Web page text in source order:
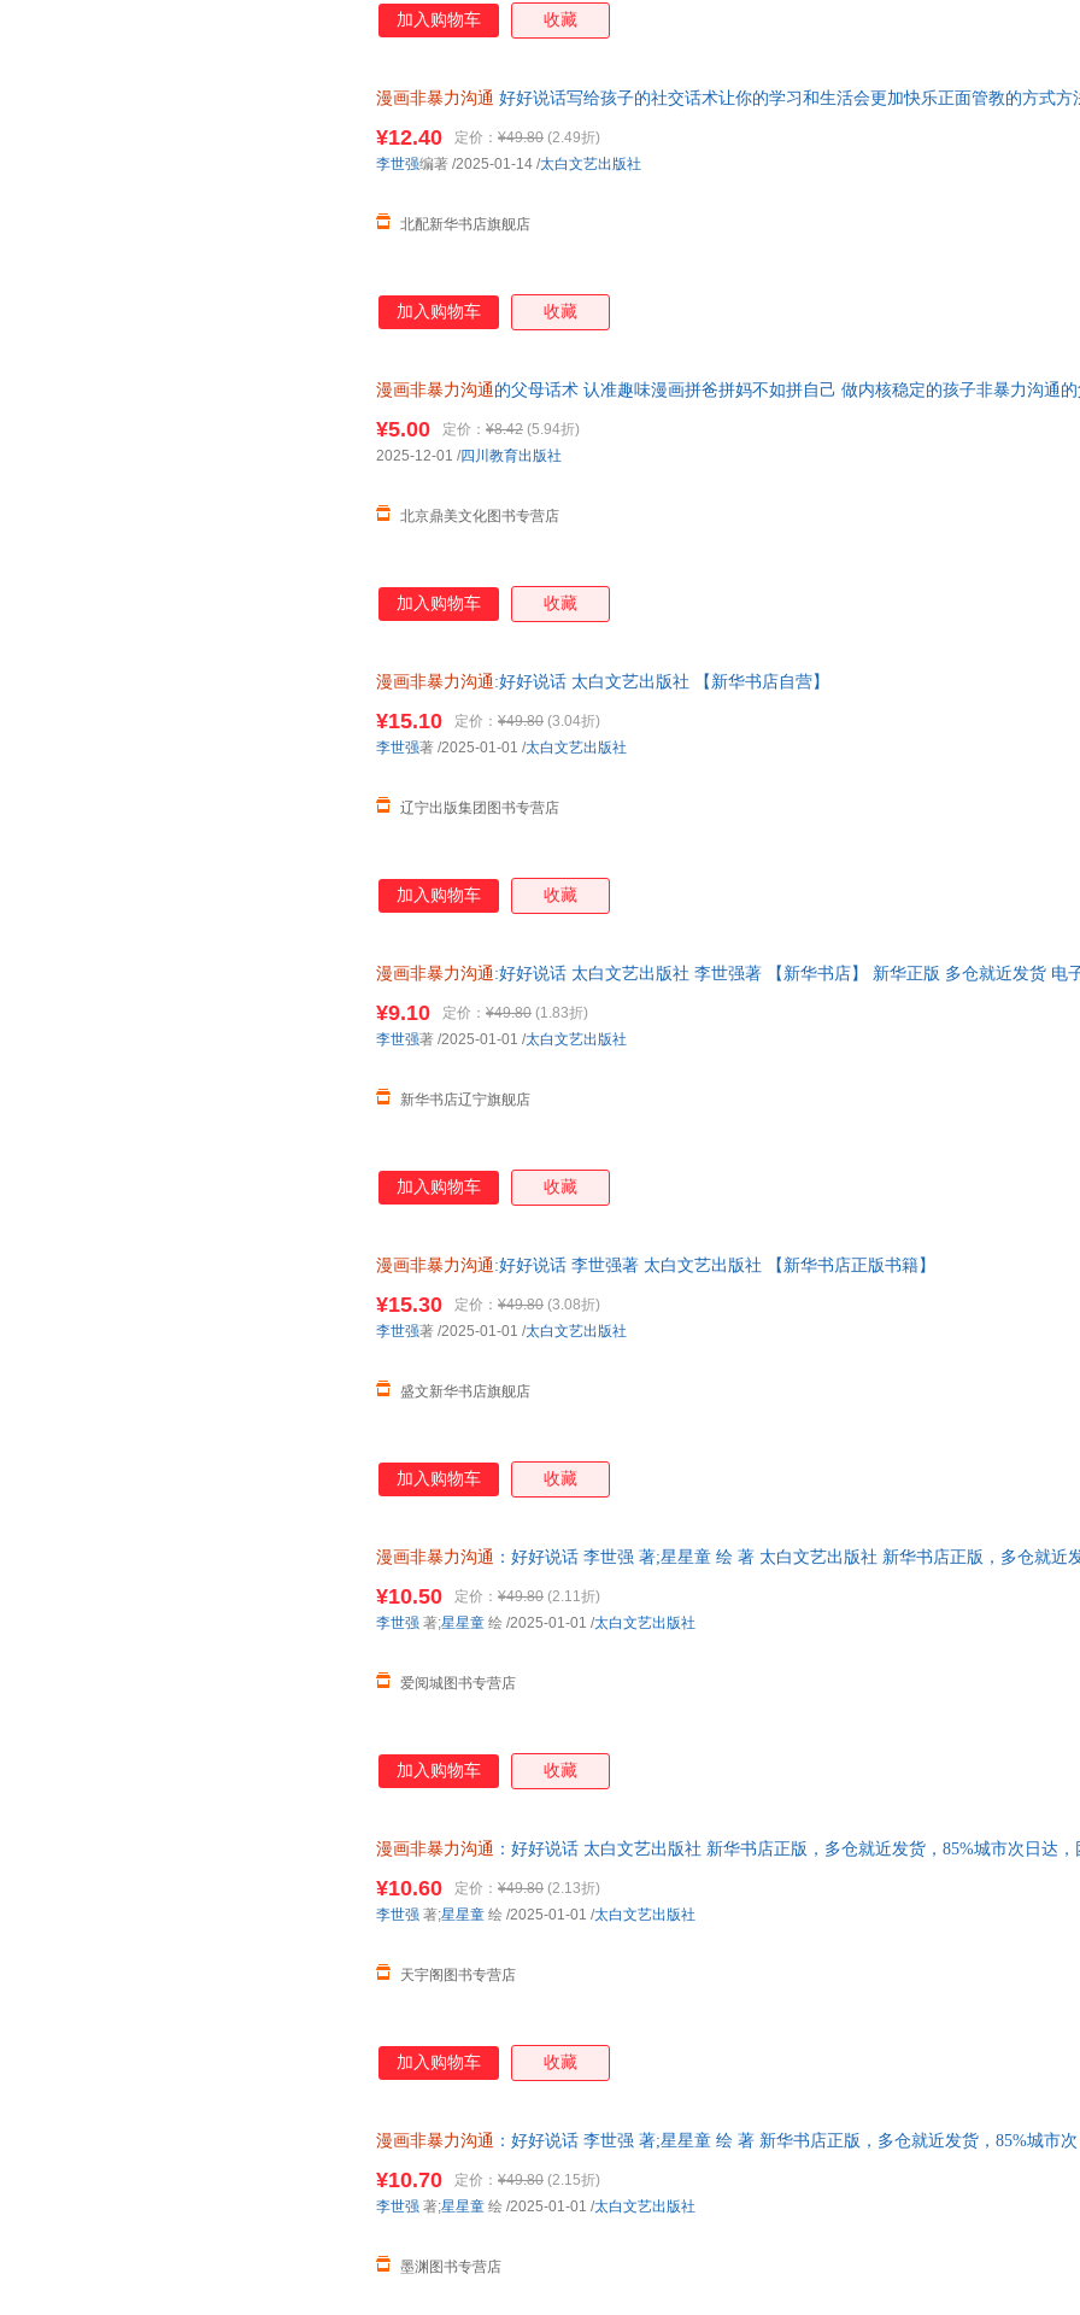
加入购物车 收藏
漫画非暴力沟通 好好说话写给孩子的社交话术让你的学习和生活会更加快乐正面管教的方式方
¥12.40 定价： ¥49.80 (2.49折)
北配新华书店旗舰店
李世强编著 /2025-01-14 /太白文艺出版社
加入购物车 收藏
漫画非暴力沟通 的父母话术 认准趣味漫画拼爸拼妈不如拼自己 做内核稳定的孩子非暴力沟通
¥5.00 定价： ¥8.42 (5.94折)
北京鼎美文化图书专营店
2025-12-01 /四川教育出版社
加入购物车 收藏
漫画非暴力沟通 :好好说话 太白文艺出版社 【新华书店自营】
¥15.10 定价： ¥49.80 (3.04折)
辽宁出版集团图书专营店
李世强著 /2025-01-01 /太白文艺出版社
加入购物车 收藏
漫画非暴力沟通 :好好说话 太白文艺出版社 李世强著 【新华书店】 新华正版 多仓就近发货 电
¥9.10 定价： ¥49.80 (1.83折)
新华书店辽宁旗舰店
李世强著 /2025-01-01 /太白文艺出版社
加入购物车 收藏
漫画非暴力沟通 :好好说话 李世强著 太白文艺出版社 【新华书店正版书籍】
¥15.30 定价： ¥49.80 (3.08折)
盛文新华书店旗舰店
李世强著 /2025-01-01 /太白文艺出版社
加入购物车 收藏
漫画非暴力沟通 ：好好说话 李世强 著;星星童 绘 著 太白文艺出版社 新华书店正版，多仓就近
¥10.50 定价： ¥49.80 (2.11折)
爱阅城图书专营店
李世强 著;星星童 绘 /2025-01-01 /太白文艺出版社
加入购物车 收藏
漫画非暴力沟通 ：好好说话 太白文艺出版社 新华书店正版，多仓就近发货，85%城市次日达
¥10.60 定价： ¥49.80 (2.13折)
天宇阁图书专营店
李世强 著;星星童 绘 /2025-01-01 /太白文艺出版社
加入购物车 收藏
漫画非暴力沟通 ：好好说话 李世强 著;星星童 绘 著 新华书店正版，多仓就近发货，85%城市
¥10.70 定价： ¥49.80 (2.15折)
墨渊图书专营店
李世强 著;星星童 绘 /2025-01-01 /太白文艺出版社